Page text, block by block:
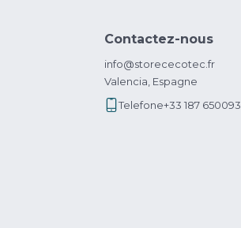
Contactez-nous
info@storececotec.fr
Valencia, Espagne
Telefone+33 187 650093